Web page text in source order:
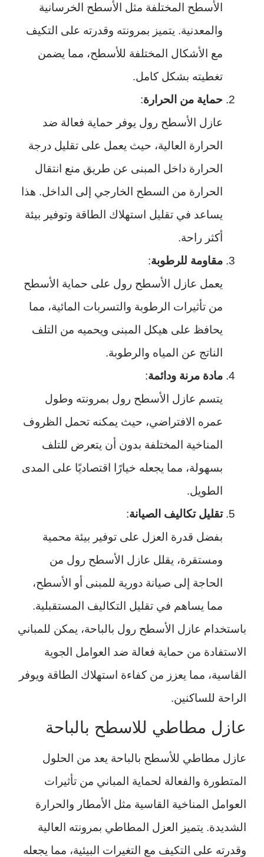
الأسطح المختلفة مثل الأسطح الخرسانية
والمعدنية. يتميز بمرونته وقدرته على التكيف
مع الأشكال المختلفة للأسطح، مما يضمن
تغطيته بشكل كامل.
حماية من الحرارة:
عازل الأسطح رول يوفر حماية فعالة ضد
الحرارة العالية، حيث يعمل على تقليل درجة
الحرارة داخل المبنى عن طريق منع انتقال
الحرارة من السطح الخارجي إلى الداخل. هذا
يساعد في تقليل استهلاك الطاقة وتوفير بيئة
أكثر راحة.
مقاومة للرطوبة:
يعمل عازل الأسطح رول على حماية الأسطح
من تأثيرات الرطوبة والتسربات المائية، مما
يحافظ على هيكل المبنى ويحميه من التلف
الناتج عن المياه والرطوبة.
مادة مرنة ودائمة:
يتسم عازل الأسطح رول بمرونته وطول
عمره الافتراضي، حيث يمكنه تحمل الظروف
المناخية المختلفة بدون أن يتعرض للتلف
بسهولة، مما يجعله خيارًا اقتصاديًا على المدى
الطويل.
تقليل تكاليف الصيانة:
بفضل قدرة العزل على توفير بيئة محمية
ومستقرة، يقلل عازل الأسطح رول من
الحاجة إلى صيانة دورية للمبنى أو الأسطح،
مما يساهم في تقليل التكاليف المستقبلية.
باستخدام عازل الأسطح رول بالباحة، يمكن للمباني
الاستفادة من حماية فعالة ضد العوامل الجوية
القاسية، مما يعزز من كفاءة استهلاك الطاقة ويوفر
الراحة للساكنين.
عازل مطاطي للاسطح بالباحة
عازل مطاطي للأسطح بالباحة يعد من الحلول
المتطورة والفعالة لحماية المباني من تأثيرات
العوامل المناخية القاسية مثل الأمطار والحرارة
الشديدة. يتميز العزل المطاطي بمرونته العالية
وقدرته على التكيف مع التغيرات البيئية، مما يجعله